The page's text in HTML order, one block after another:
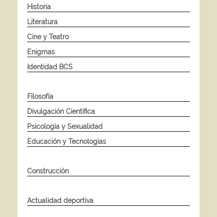
Historia
Literatura
Cine y Teatro
Enigmas
Identidad BCS
Filosofía
Divulgación Científica
Psicología y Sexualidad
Educación y Tecnologías
Construcción
Actualidad deportiva